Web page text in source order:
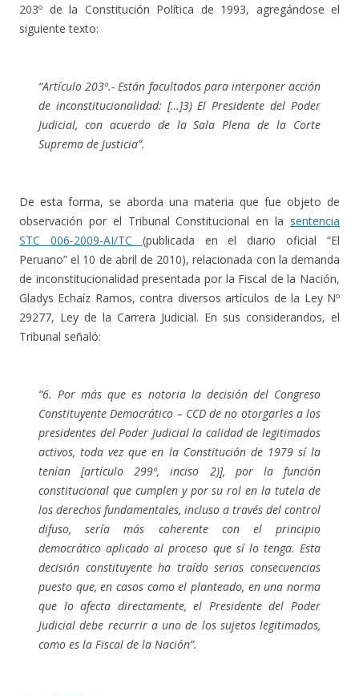
203º de la Constitución Política de 1993, agregándose el
siguiente texto:
“Artículo 203º.- Están facultados para interponer acción
de inconstitucionalidad: […]3) El Presidente del Poder
Judicial, con acuerdo de la Sala Plena de la Corte
Suprema de Justicia”.
De esta forma, se aborda una materia que fue objeto de
observación por el Tribunal Constitucional en la sentencia
STC 006-2009-AI/TC (publicada en el diario oficial “El
Peruano” el 10 de abril de 2010), relacionada con la demanda
de inconstitucionalidad presentada por la Fiscal de la Nación,
Gladys Echaíz Ramos, contra diversos artículos de la Ley Nº
29277, Ley de la Carrera Judicial. En sus considerandos, el
Tribunal señaló:
“6. Por más que es notoria la decisión del Congreso
Constituyente Democrático – CCD de no otorgarles a los
presidentes del Poder Judicial la calidad de legitimados
activos, toda vez que en la Constitución de 1979 sí la
tenían [artículo 299º, inciso 2)], por la función
constitucional que cumplen y por su rol en la tutela de
los derechos fundamentales, incluso a través del control
difuso, sería más coherente con el principio
democrático aplicado al proceso que sí lo tenga. Esta
decisión constituyente ha traído serias consecuencias
puesto que, en casos como el planteado, en una norma
que lo afecta directamente, el Presidente del Poder
Judicial debe recurrir a uno de los sujetos legitimados,
como es la Fiscal de la Nación”.